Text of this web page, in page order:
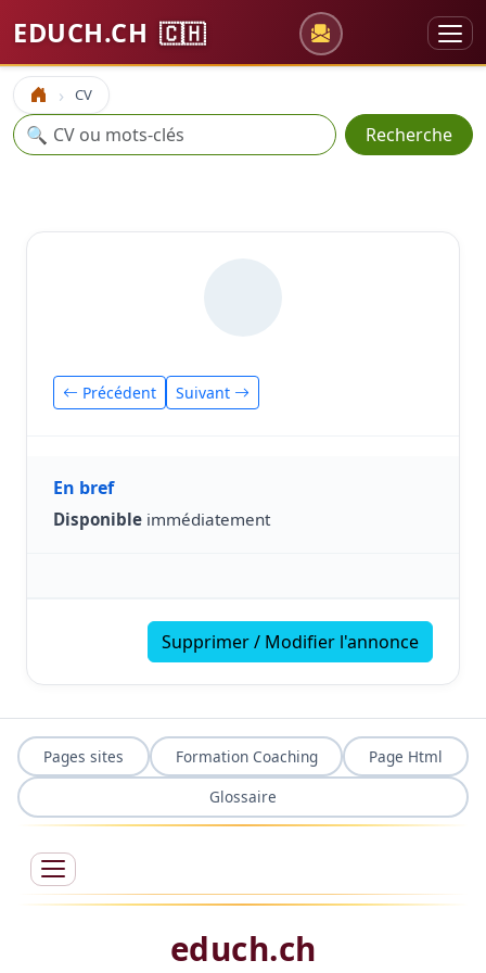
EDUCH.CH 🇨🇭
Accueil CV
Recherche
🔍 Recherche
Précédent Suivant
En bref
Disponible immédiatement
Supprimer / Modifier l'annonce
Pages sites Formation Coaching
Page Html
Glossaire
educh.ch